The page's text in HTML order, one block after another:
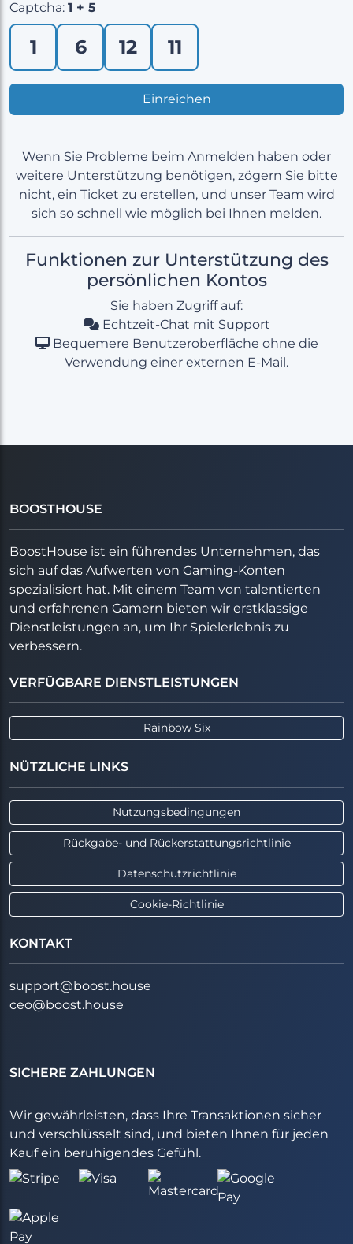
Captcha: 1 + 5
1 6 12 11
Einreichen
Wenn Sie Probleme beim Anmelden haben oder
weitere Unterstützung benötigen, zögern Sie bitte
nicht, ein Ticket zu erstellen, und unser Team wird
sich so schnell wie möglich bei Ihnen melden.
Funktionen zur Unterstützung des
persönlichen Kontos
Sie haben Zugriff auf:
Echtzeit-Chat mit Support
Bequemere Benutzeroberfläche ohne die
Verwendung einer externen E-Mail.
BOOSTHOUSE
BoostHouse ist ein führendes Unternehmen, das
sich auf das Aufwerten von Gaming-Konten
spezialisiert hat. Mit einem Team von talentierten
und erfahrenen Gamern bieten wir erstklassige
Dienstleistungen an, um Ihr Spielerlebnis zu
verbessern.
VERFÜGBARE DIENSTLEISTUNGEN
Rainbow Six
NÜTZLICHE LINKS
Nutzungsbedingungen
Rückgabe- und Rückerstattungsrichtlinie
Datenschutzrichtlinie
Cookie-Richtlinie
KONTAKT
support@boost.house
ceo@boost.house
SICHERE ZAHLUNGEN
Wir gewährleisten, dass Ihre Transaktionen sicher
und verschlüsselt sind, und bieten Ihnen für jeden
Kauf ein beruhigendes Gefühl.